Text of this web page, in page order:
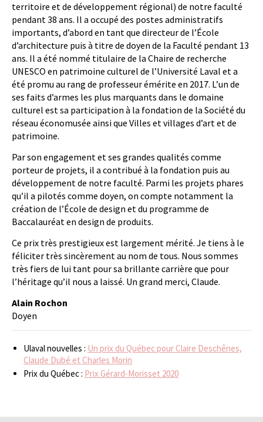
territoire et de développement régional) de notre faculté
pendant 38 ans. Il a occupé des postes administratifs
importants, d’abord en tant que directeur de l’École
d’architecture puis à titre de doyen de la Faculté pendant 13
ans. Il a été nommé titulaire de la Chaire de recherche
UNESCO en patrimoine culturel de l’Université Laval et a
été promu au rang de professeur émérite en 2017. L’un de
ses faits d’armes les plus marquants dans le domaine
culturel est sa participation à la fondation de la Société du
réseau économusée ainsi que Villes et villages d’art et de
patrimoine.
Par son engagement et ses grandes qualités comme
porteur de projets, il a contribué à la fondation puis au
développement de notre faculté. Parmi les projets phares
qu’il a pilotés comme doyen, on compte notamment la
création de l’École de design et du programme de
Baccalauréat en design de produits.
Ce prix très prestigieux est largement mérité. Je tiens à le
féliciter très sincèrement au nom de tous. Nous sommes
très fiers de lui tant pour sa brillante carrière que pour
l’héritage qu’il nous a laissé. Un grand merci, Claude.
Alain Rochon
Doyen
Ulaval nouvelles : Un prix du Québec pour Claire Deschênes,
Claude Dubé et Charles Morin
Prix du Québec : Prix Gérard-Morisset 2020